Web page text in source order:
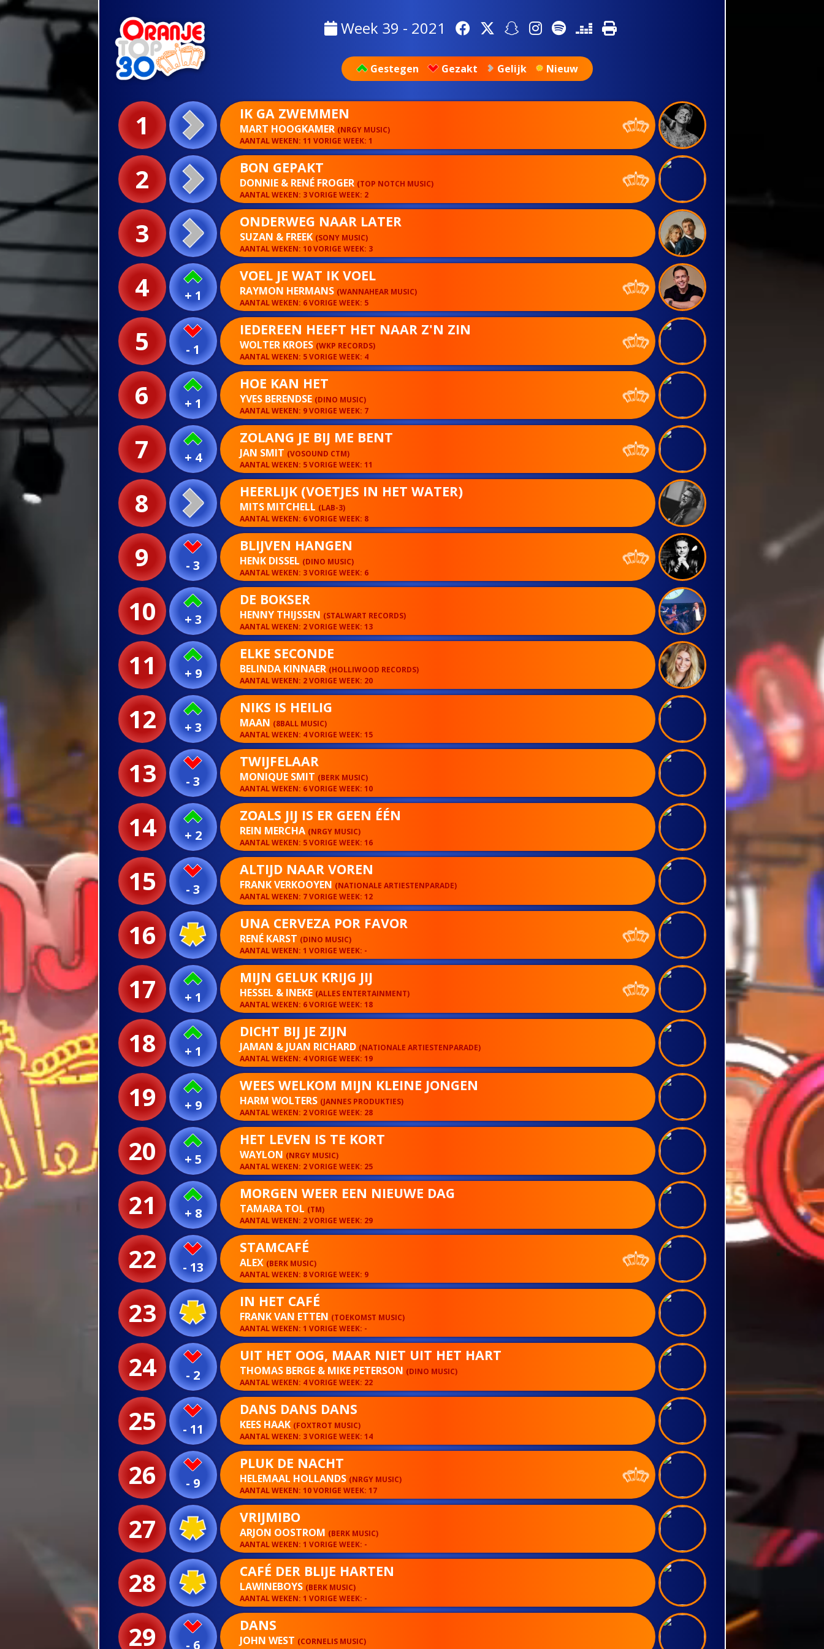
Week 39 - 2021
Gestegen Gezakt Gelijk Nieuw
1 IK GA ZWEMMEN
MART HOOGKAMER (NRGY MUSIC)
AANTAL WEKEN: 11 VORIGE WEEK: 1
2 BON GEPAKT
DONNIE & RENÉ FROGER (TOP NOTCH MUSIC)
AANTAL WEKEN: 3 VORIGE WEEK: 2
3 ONDERWEG NAAR LATER
SUZAN & FREEK (SONY MUSIC)
AANTAL WEKEN: 10 VORIGE WEEK: 3
4 + 1
VOEL JE WAT IK VOEL
RAYMON HERMANS (WANNAHEAR MUSIC)
AANTAL WEKEN: 6 VORIGE WEEK: 5
5 - 1
IEDEREEN HEEFT HET NAAR Z'N ZIN
WOLTER KROES (WKP RECORDS)
AANTAL WEKEN: 5 VORIGE WEEK: 4
6 + 1
HOE KAN HET
YVES BERENDSE (DINO MUSIC)
AANTAL WEKEN: 9 VORIGE WEEK: 7
7 + 4
ZOLANG JE BIJ ME BENT
JAN SMIT (VOSOUND CTM)
AANTAL WEKEN: 5 VORIGE WEEK: 11
8 HEERLIJK (VOETJES IN HET WATER)
MITS MITCHELL (LAB-3)
AANTAL WEKEN: 6 VORIGE WEEK: 8
9 - 3
BLIJVEN HANGEN
HENK DISSEL (DINO MUSIC)
AANTAL WEKEN: 3 VORIGE WEEK: 6
10 + 3
DE BOKSER
HENNY THIJSSEN (STALWART RECORDS)
AANTAL WEKEN: 2 VORIGE WEEK: 13
11 + 9
ELKE SECONDE
BELINDA KINNAER (HOLLIWOOD RECORDS)
AANTAL WEKEN: 2 VORIGE WEEK: 20
12 + 3
NIKS IS HEILIG
MAAN (8BALL MUSIC)
AANTAL WEKEN: 4 VORIGE WEEK: 15
13 - 3
TWIJFELAAR
MONIQUE SMIT (BERK MUSIC)
AANTAL WEKEN: 6 VORIGE WEEK: 10
14 + 2
ZOALS JIJ IS ER GEEN ÉÉN
REIN MERCHA (NRGY MUSIC)
AANTAL WEKEN: 5 VORIGE WEEK: 16
15 - 3
ALTIJD NAAR VOREN
FRANK VERKOOYEN (NATIONALE ARTIESTENPARADE)
AANTAL WEKEN: 7 VORIGE WEEK: 12
16 UNA CERVEZA POR FAVOR
RENÉ KARST (DINO MUSIC)
AANTAL WEKEN: 1 VORIGE WEEK: -
17 + 1
MIJN GELUK KRIJG JIJ
HESSEL & INEKE (ALLES ENTERTAINMENT)
AANTAL WEKEN: 6 VORIGE WEEK: 18
18 + 1
DICHT BIJ JE ZIJN
JAMAN & JUAN RICHARD (NATIONALE ARTIESTENPARADE)
AANTAL WEKEN: 4 VORIGE WEEK: 19
19 + 9
WEES WELKOM MIJN KLEINE JONGEN
HARM WOLTERS (JANNES PRODUKTIES)
AANTAL WEKEN: 2 VORIGE WEEK: 28
20 + 5
HET LEVEN IS TE KORT
WAYLON (NRGY MUSIC)
AANTAL WEKEN: 2 VORIGE WEEK: 25
21 + 8
MORGEN WEER EEN NIEUWE DAG
TAMARA TOL (TM)
AANTAL WEKEN: 2 VORIGE WEEK: 29
22 - 13
STAMCAFÉ
ALEX (BERK MUSIC)
AANTAL WEKEN: 8 VORIGE WEEK: 9
23 IN HET CAFÉ
FRANK VAN ETTEN (TOEKOMST MUSIC)
AANTAL WEKEN: 1 VORIGE WEEK: -
24 - 2
UIT HET OOG, MAAR NIET UIT HET HART
THOMAS BERGE & MIKE PETERSON (DINO MUSIC)
AANTAL WEKEN: 4 VORIGE WEEK: 22
25 - 11
DANS DANS DANS
KEES HAAK (FOXTROT MUSIC)
AANTAL WEKEN: 3 VORIGE WEEK: 14
26 - 9
PLUK DE NACHT
HELEMAAL HOLLANDS (NRGY MUSIC)
AANTAL WEKEN: 10 VORIGE WEEK: 17
27 VRIJMIBO
ARJON OOSTROM (BERK MUSIC)
AANTAL WEKEN: 1 VORIGE WEEK: -
28 CAFÉ DER BLIJE HARTEN
LAWINEBOYS (BERK MUSIC)
AANTAL WEKEN: 1 VORIGE WEEK: -
29 - 6
DANS
JOHN WEST (CORNELIS MUSIC)